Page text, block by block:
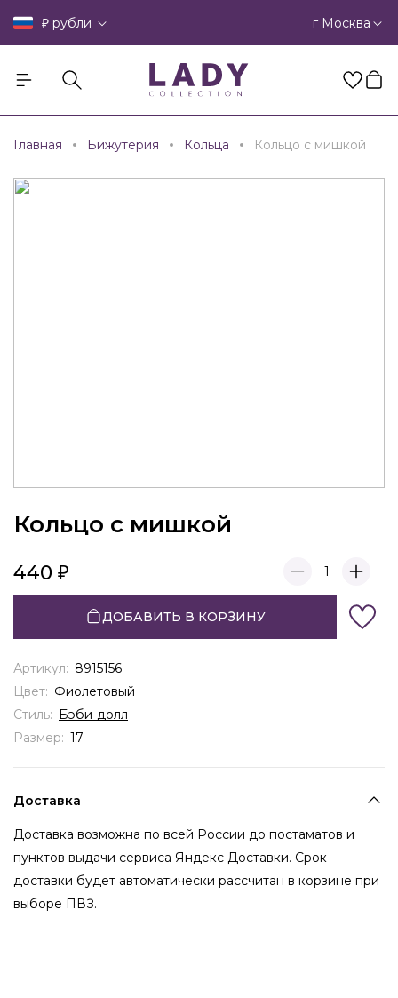
₽ рубли г Москва
Главная Бижутерия Кольца Кольцо с мишкой
Кольцо с мишкой
440 1
ДОБАВИТЬ В КОРЗИНУ
Артикул: 8915156
Цвет: Фиолетовый
Стиль: Бэби-долл
Размер: 17
Доставка
Доставка возможна по всей России до постаматов и
пунктов выдачи сервиса Яндекс Доставки. Срок
доставки будет автоматически рассчитан в корзине при
выборе ПВЗ.